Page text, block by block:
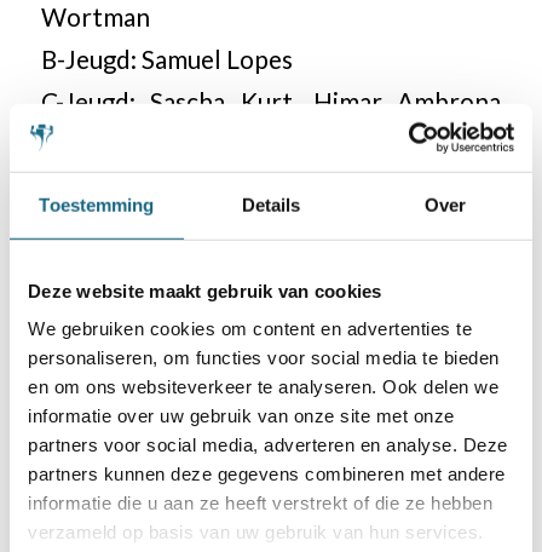
Toestemming Details Over
Deze website maakt gebruik van cookies
We gebruiken cookies om content en advertenties te
personaliseren, om functies voor social media te bieden
en om ons websiteverkeer te analyseren. Ook delen we
informatie over uw gebruik van onze site met onze
partners voor social media, adverteren en analyse. Deze
partners kunnen deze gegevens combineren met andere
informatie die u aan ze heeft verstrekt of die ze hebben
verzameld op basis van uw gebruik van hun services.
Wortman
B-Jeugd: Samuel Lopes
C-Jeugd: Sascha Kurt, Himar Ambrona
Navarro, Aden Darie, Jesse Frederiks
Zie ook de pagina van het NK ABC voor
een overzicht. De geplaatste spelers
worden gevraagd hun deelname te
bevestigen via het
bevestigingsformulier. Op de website
van het NJSK kun je al meer informatie
vinden over het NJSK in Groningen (27
april-3 mei 2024).